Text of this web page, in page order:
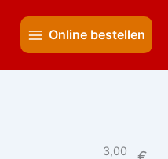
MenuOnline bestellen
3,00